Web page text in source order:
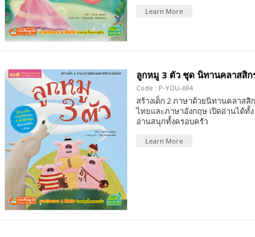
Learn More
ลูกหมู 3 ตัว ชุด นิทานคลาสสิก
Code : P-YOU-694
สร้างเด็ก 2 ภาษาด้วยนิทานคลาสสิ
ไทยและภาษาอังกฤษ เปิดอ่านได้ทั้
อ่านสนุกทั้งครอบครัว
Learn More